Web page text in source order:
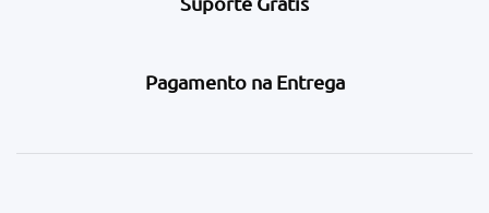
Pagamento na Entrega